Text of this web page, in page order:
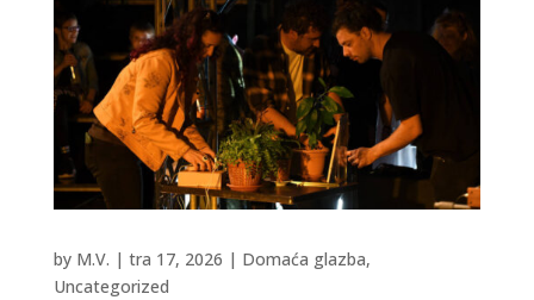
by M.V. | tra 17, 2026 | Domaća glazba,
Uncategorized